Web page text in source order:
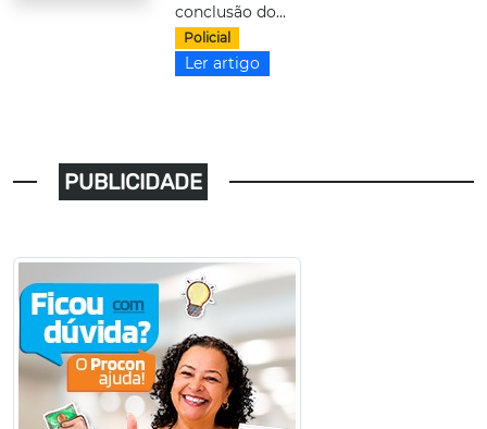
conclusão do...
Policial
Ler artigo
PUBLICIDADE